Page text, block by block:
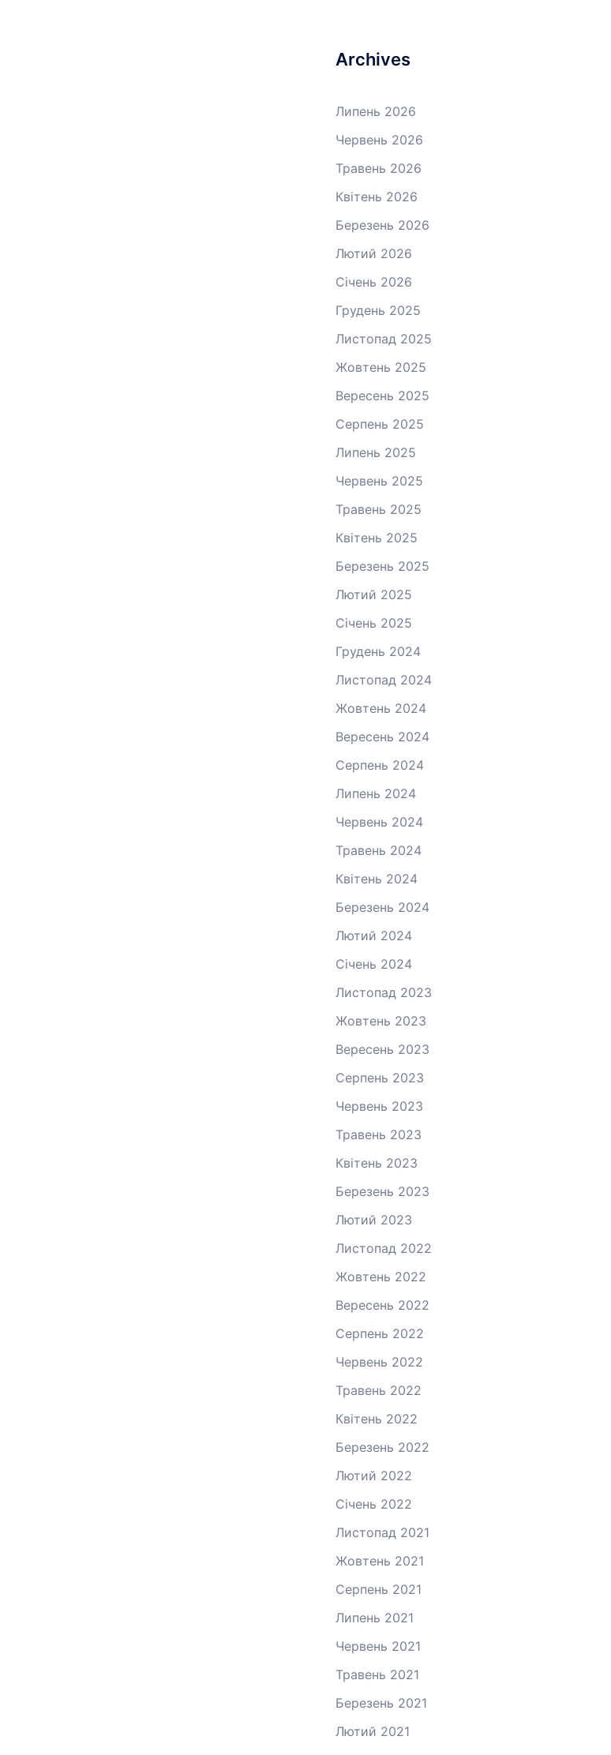
Archives
Липень 2026
Червень 2026
Травень 2026
Квітень 2026
Березень 2026
Лютий 2026
Січень 2026
Грудень 2025
Листопад 2025
Жовтень 2025
Вересень 2025
Серпень 2025
Липень 2025
Червень 2025
Травень 2025
Квітень 2025
Березень 2025
Лютий 2025
Січень 2025
Грудень 2024
Листопад 2024
Жовтень 2024
Вересень 2024
Серпень 2024
Липень 2024
Червень 2024
Травень 2024
Квітень 2024
Березень 2024
Лютий 2024
Січень 2024
Листопад 2023
Жовтень 2023
Вересень 2023
Серпень 2023
Червень 2023
Травень 2023
Квітень 2023
Березень 2023
Лютий 2023
Листопад 2022
Жовтень 2022
Вересень 2022
Серпень 2022
Червень 2022
Травень 2022
Квітень 2022
Березень 2022
Лютий 2022
Січень 2022
Листопад 2021
Жовтень 2021
Серпень 2021
Липень 2021
Червень 2021
Травень 2021
Березень 2021
Лютий 2021